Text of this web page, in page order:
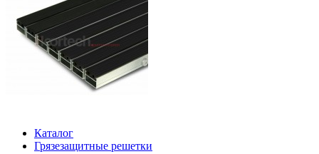
Каталог
Грязезащитные решетки